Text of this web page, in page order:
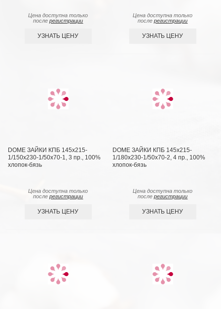
Цена доступна только
послерегистрации
УЗНАТЬ ЦЕНУ
Цена доступна только
послерегистрации
УЗНАТЬ ЦЕНУ
DOME ЗАЙКИ КПБ 145х215-
1/150х230-1/50х70-1, 3 пр., 100%
хлопок-бязь
Цена доступна только
послерегистрации
УЗНАТЬ ЦЕНУ
DOME ЗАЙКИ КПБ 145х215-
1/180х230-1/50х70-2, 4 пр., 100%
хлопок-бязь
Цена доступна только
послерегистрации
УЗНАТЬ ЦЕНУ